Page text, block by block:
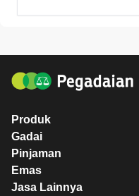
Produk
Gadai
Pinjaman
Emas
Jasa Lainnya